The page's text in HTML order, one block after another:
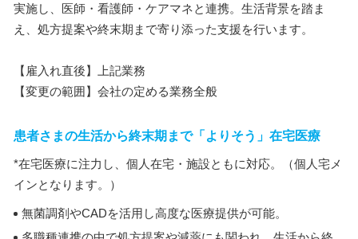
実施し、医師・看護師・ケアマネと連携。生活背景を踏ま
え、処方提案や終末期まで寄り添った支援を行います。
【雇入れ直後】上記業務
【変更の範囲】会社の定める業務全般
患者さまの生活から終末期まで「よりそう」在宅医療
*在宅医療に注力し、個人在宅・施設ともに対応。（個人宅メ
インとなります。）
無菌調剤やCADを活用し高度な医療提供が可能。